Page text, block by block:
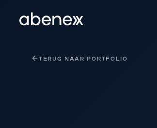
TERUG NAAR PORTFOLIO